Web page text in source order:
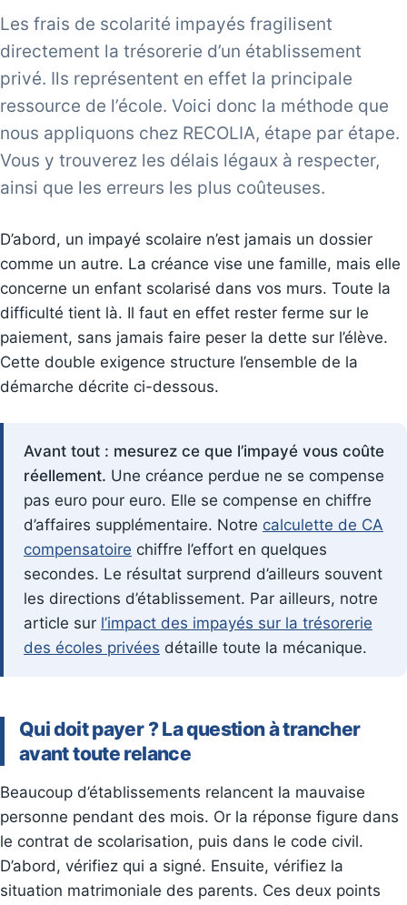
Les frais de scolarité impayés fragilisent
directement la trésorerie d’un établissement
privé. Ils représentent en effet la principale
ressource de l’école. Voici donc la méthode que
nous appliquons chez RECOLIA, étape par étape.
Vous y trouverez les délais légaux à respecter,
ainsi que les erreurs les plus coûteuses.
D’abord, un impayé scolaire n’est jamais un dossier
comme un autre. La créance vise une famille, mais elle
concerne un enfant scolarisé dans vos murs. Toute la
difficulté tient là. Il faut en effet rester ferme sur le
paiement, sans jamais faire peser la dette sur l’élève.
Cette double exigence structure l’ensemble de la
démarche décrite ci-dessous.
Avant tout : mesurez ce que l’impayé vous coûte
réellement. Une créance perdue ne se compense
pas euro pour euro. Elle se compense en chiffre
d’affaires supplémentaire. Notre calculette de CA
compensatoire chiffre l’effort en quelques
secondes. Le résultat surprend d’ailleurs souvent
les directions d’établissement. Par ailleurs, notre
article sur l’impact des impayés sur la trésorerie
des écoles privées détaille toute la mécanique.
Qui doit payer ? La question à trancher
avant toute relance
Beaucoup d’établissements relancent la mauvaise
personne pendant des mois. Or la réponse figure dans
le contrat de scolarisation, puis dans le code civil.
D’abord, vérifiez qui a signé. Ensuite, vérifiez la
situation matrimoniale des parents. Ces deux points